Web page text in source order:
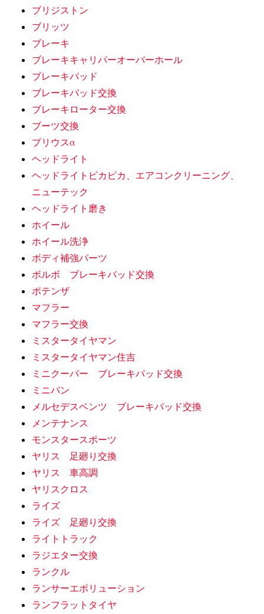
ブリジストン
ブリッツ
ブレーキ
ブレーキキャリパーオーバーホール
ブレーキパッド
ブレーキパッド交換
ブレーキローター交換
ブーツ交換
プリウスα
ヘッドライト
ヘッドライトピカピカ、エアコンクリーニング、
ニューテック
ヘッドライト磨き
ホイール
ホイール洗浄
ボディ補強パーツ
ボルボ ブレーキパッド交換
ポテンザ
マフラー
マフラー交換
ミスタータイヤマン
ミスタータイヤマン住吉
ミニクーパー ブレーキパッド交換
ミニバン
メルセデスベンツ ブレーキパッド交換
メンテナンス
モンスタースポーツ
ヤリス 足廻り交換
ヤリス 車高調
ヤリスクロス
ライズ
ライズ 足廻り交換
ライトトラック
ラジエター交換
ランクル
ランサーエボリューション
ランフラットタイヤ